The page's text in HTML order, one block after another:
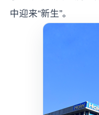
中迎来“新生”。